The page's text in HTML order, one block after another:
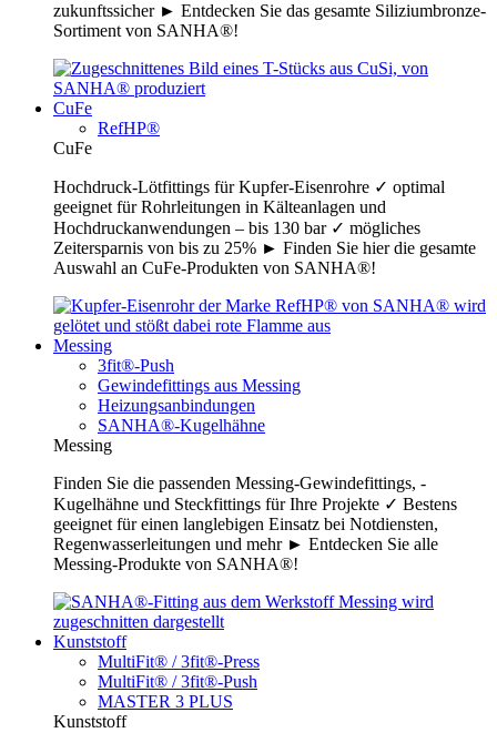
zukunftssicher ► Entdecken Sie das gesamte Siliziumbronze-
Sortiment von SANHA®!
CuFe
RefHP®
CuFe
Hochdruck-Lötfittings für Kupfer-Eisenrohre ✓ optimal
geeignet für Rohrleitungen in Kälteanlagen und
Hochdruckanwendungen – bis 130 bar ✓ mögliches
Zeitersparnis von bis zu 25% ► Finden Sie hier die gesamte
Auswahl an CuFe-Produkten von SANHA®!
Messing
3fit®-Push
Gewindefittings aus Messing
Heizungsanbindungen
SANHA®-Kugelhähne
Messing
Finden Sie die passenden Messing-Gewindefittings, -
Kugelhähne und Steckfittings für Ihre Projekte ✓ Bestens
geeignet für einen langlebigen Einsatz bei Notdiensten,
Regenwasserleitungen und mehr ► Entdecken Sie alle
Messing-Produkte von SANHA®!
Kunststoff
MultiFit® / 3fit®-Press
MultiFit® / 3fit®-Push
MASTER 3 PLUS
Kunststoff